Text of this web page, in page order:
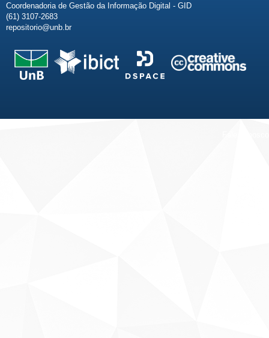
Coordenadoria de Gestão da Informação Digital - GID
(61) 3107-2683
repositorio@unb.br